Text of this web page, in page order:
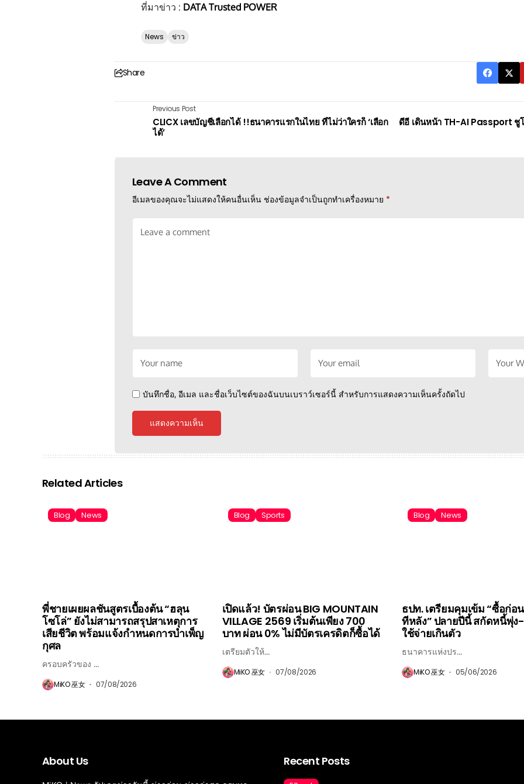
ที่มาข่าว : DATA Trusted POWER
News ข่าว
Share
Previous Post
CLICX เลขบัญชีเลือกได้ !!ธนาคารแรกในไทย ที่ไม่ว่าใครก็ ‘เลือก
ได้’
ดีอี เดินหน้า TH-AI Passport ชู
Leave A Comment
อีเมลของคุณจะไม่แสดงให้คนอื่นเห็น ช่องข้อมูลจำเป็นถูกทำเครื่องหมาย *
บันทึกชื่อ, อีเมล และชื่อเว็บไซต์ของฉันบนเบราว์เซอร์นี้ สำหรับการแสดงความเห็นครั้งถัดไป
Related Articles
Blog News
พี่ชายเผยผลชันสูตรเบื้องต้น “ฮลุน
โซโล่” ยังไม่สามารถสรุปสาเหตุการ
เสียชีวิต พร้อมแจ้งกำหนดการบำเพ็ญ
กุศล
ครอบครัวของ ...
MiKO 巫女 07/08/2026
Blog Sports
เปิดแล้ว! บัตรผ่อน BIG MOUNTAIN
VILLAGE 2569 เริ่มต้นเพียง 700
บาท ผ่อน 0% ไม่มีบัตรเครดิตก็ซื้อได้
เตรียมตัวให้...
MiKO 巫女 07/08/2026
Blog News
ธปท. เตรียมคุมเข้ม “ซื้อก่อ
ทีหลัง” ปลายปีนี้ สกัดหนี้พุ่ง
ใช้จ่ายเกินตัว
ธนาคารแห่งปร...
MiKO 巫女 05/06/2026
About Us Recent Posts